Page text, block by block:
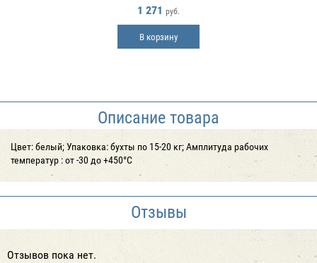
1 271 руб.
В корзину
Описание товара
Цвет: белый; Упаковка: бухты по 15-20 кг; Амплитуда рабочих
температур : от -30 до +450°С
Отзывы
Отзывов пока нет.